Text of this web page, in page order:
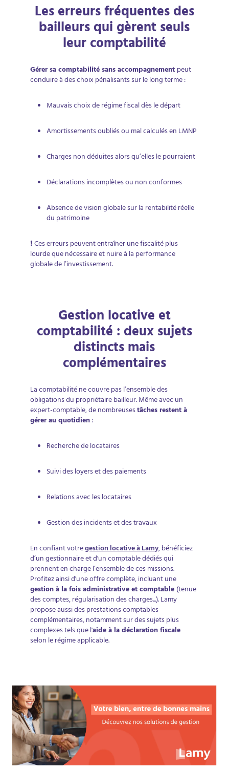
Les erreurs fréquentes des
bailleurs qui gèrent seuls
leur comptabilité
Gérer sa comptabilité sans accompagnementpeut
conduire à des choix pénalisants sur le long terme :
Mauvais choix de régime fiscal dès le départ
Amortissements oubliés ou mal calculés en LMNP
Charges non déduites alors qu’elles le pourraient
Déclarations incomplètes ou non conformes
Absence de vision globale sur la rentabilité réelle
du patrimoine
❗ Ces erreurs peuvent entraîner une fiscalité plus
lourde que nécessaire et nuire à la performance
globale de l’investissement.
Gestion locative et
comptabilité : deux sujets
distincts mais
complémentaires
La comptabilité ne couvre pas l’ensemble des
obligations du propriétaire bailleur. Même avec un
expert-comptable, de nombreusestâches restent à
gérer au quotidien:
Recherche de locataires
Suivi des loyers et des paiements
Relations avec les locataires
Gestion des incidents et des travaux
En confiant votregestion locative à Lamy, bénéficiez
d’un gestionnaire et d'un comptable dédiés qui
prennent en charge l’ensemble de ces missions.
Profitez ainsi d'une offre complète, incluant une
gestion à la fois administrative et comptable(tenue
des comptes, régularisation des charges...). Lamy
propose aussi des prestations comptables
complémentaires, notamment sur des sujets plus
complexes tels que l'aide à la déclaration fiscale
selon le régime applicable.